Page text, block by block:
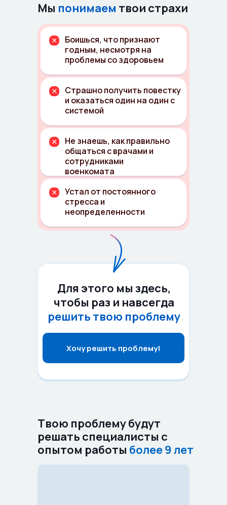
Мы понимаем твои страхи
Для этого мы здесь,
чтобы раз и навсегда
решить твою проблему
Страшно получить повестку
и оказаться один на один с
системой
Боишься, что признают
годным, несмотря на
проблемы со здоровьем
Устал от постоянного
стресса и
неопределенности
Не знаешь, как правильно
общаться с врачами и
сотрудниками
военкомата
Хочу решить проблему!
Твою проблему будут
решать специалисты с
опытом работы более 9 лет